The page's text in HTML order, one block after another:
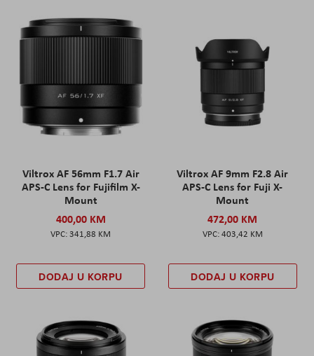
Viltrox AF 56mm F1.7 Air
APS-C Lens for Fujifilm X-
Mount
400,00 KM
341,88 KM
DODAJ U KORPU
Viltrox AF 9mm F2.8 Air
APS-C Lens for Fuji X-
Mount
472,00 KM
403,42 KM
DODAJ U KORPU